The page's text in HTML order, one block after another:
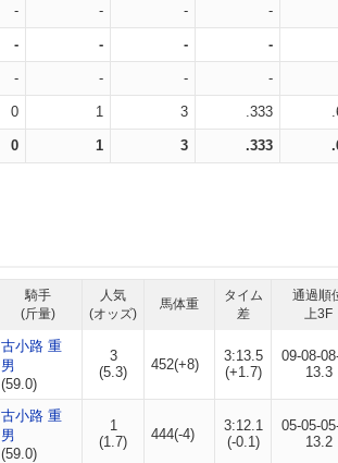
- - - -
- - - -
- - - -
0 1 3 .333
0 1 3 .333
騎手
(斤量)
人気
(オッズ)
馬体重
タイム
差
通過順
上3F
古小路 重
男
(59.0)
3
(5.3)
452(+8)
3:13.5
(+1.7)
09-08-
13.3
古小路 重
男
(59.0)
1
(1.7)
444(-4)
3:12.1
(-0.1)
05-05-
13.2